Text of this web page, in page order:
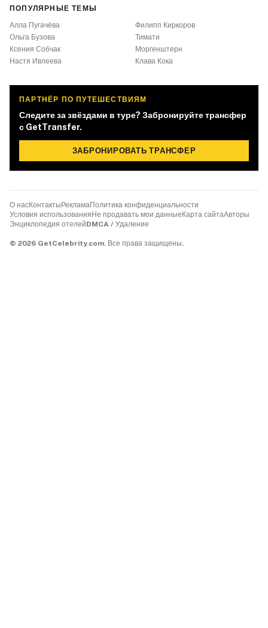
ПОПУЛЯРНЫЕ ТЕМЫ
Алла Пугачёва
Филипп Киркоров
Ольга Бузова
Тимати
Ксения Собчак
Моргенштерн
Настя Ивлеева
Клава Кока
ПАРТНЁР ПО ПУТЕШЕСТВИЯМ
Следите за звёздами в туре? Забронируйте трансфер
с GetTransfer.
ЗАБРОНИРОВАТЬ ТРАНСФЕР
О насКонтакты РекламаПолитика конфиденциальности
Условия использования Не продавать мои данные Карта сайтаАвторы
Энциклопедия отелейDMCA / Удаление
© 2026 GetCelebrity.com. Все права защищены.